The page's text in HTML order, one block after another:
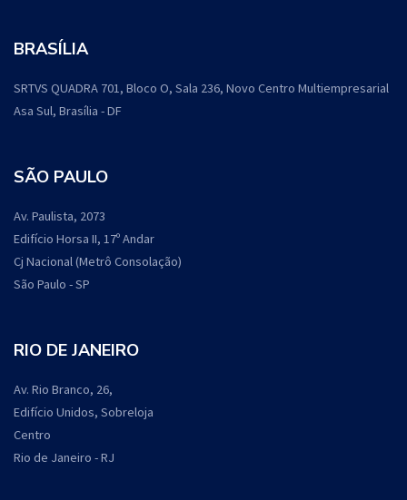
BRASÍLIA
SRTVS QUADRA 701, Bloco O, Sala 236, Novo Centro Multiempresarial
Asa Sul, Brasília - DF
SÃO PAULO
Av. Paulista, 2073
Edifício Horsa II, 17º Andar
Cj Nacional (Metrô Consolação)
São Paulo - SP
RIO DE JANEIRO
Av. Rio Branco, 26,
Edifício Unidos, Sobreloja
Centro
Rio de Janeiro - RJ